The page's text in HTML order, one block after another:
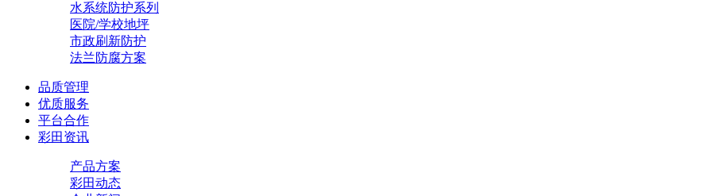
水系统防护系列
医院/学校地坪
市政刷新防护
法兰防腐方案
品质管理
优质服务
平台合作
彩田资讯
产品方案
彩田动态